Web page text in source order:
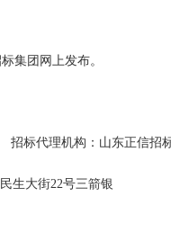
集团网上发布。
标代理机构：山东正信招
22号三箭银